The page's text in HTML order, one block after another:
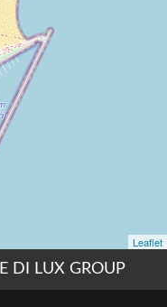
DI LUX GROUP